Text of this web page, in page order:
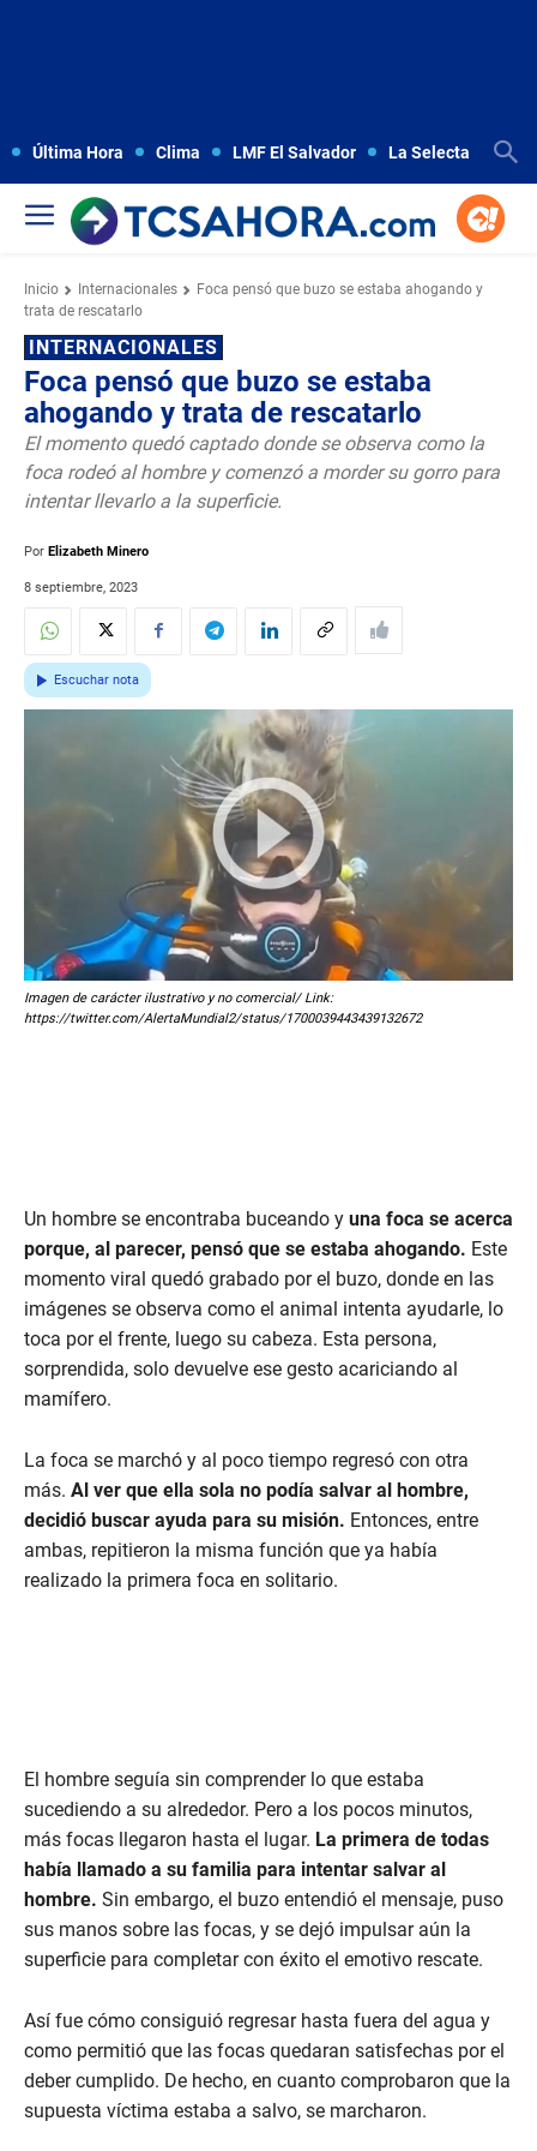
Última Hora Clima LMF El Salvador La Selecta
Inicio Internacionales
Foca pensó que buzo se estaba ahogando y
trata de rescatarlo
INTERNACIONALES
Foca pensó que buzo se estaba
ahogando y trata de rescatarlo
El momento quedó captado donde se observa como la
foca rodeó al hombre y comenzó a morder su gorro para
intentar llevarlo a la superficie.
Por Elizabeth Minero
8 septiembre, 2023
Escuchar nota
Imagen de carácter ilustrativo y no comercial/ Link:
https://twitter.com/AlertaMundial2/status/1700039443439132672
Un hombre se encontraba buceando y una foca se acerca
porque, al parecer, pensó que se estaba ahogando. Este
momento viral quedó grabado por el buzo, donde en las
imágenes se observa como el animal intenta ayudarle, lo
toca por el frente, luego su cabeza. Esta persona,
sorprendida, solo devuelve ese gesto acariciando al
mamífero.
La foca se marchó y al poco tiempo regresó con otra
más. Al ver que ella sola no podía salvar al hombre,
decidió buscar ayuda para su misión. Entonces, entre
ambas, repitieron la misma función que ya había
realizado la primera foca en solitario.
El hombre seguía sin comprender lo que estaba
sucediendo a su alrededor. Pero a los pocos minutos,
más focas llegaron hasta el lugar. La primera de todas
había llamado a su familia para intentar salvar al
hombre. Sin embargo, el buzo entendió el mensaje, puso
sus manos sobre las focas, y se dejó impulsar aún la
superficie para completar con éxito el emotivo rescate.
Así fue cómo consiguió regresar hasta fuera del agua y
como permitió que las focas quedaran satisfechas por el
deber cumplido. De hecho, en cuanto comprobaron que la
supuesta víctima estaba a salvo, se marcharon.